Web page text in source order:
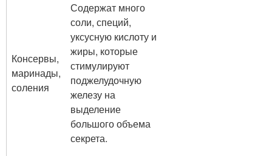
Консервы,
маринады,
соления
Содержат много
соли, специй,
уксусную кислоту и
жиры, которые
стимулируют
поджелудочную
железу на
выделение
большого объема
секрета.